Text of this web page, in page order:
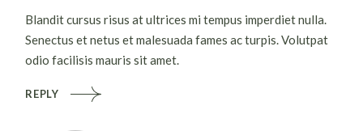
Blandit cursus risus at ultrices mi tempus imperdiet nulla.
Senectus et netus et malesuada fames ac turpis. Volutpat
odio facilisis mauris sit amet.
REPLY